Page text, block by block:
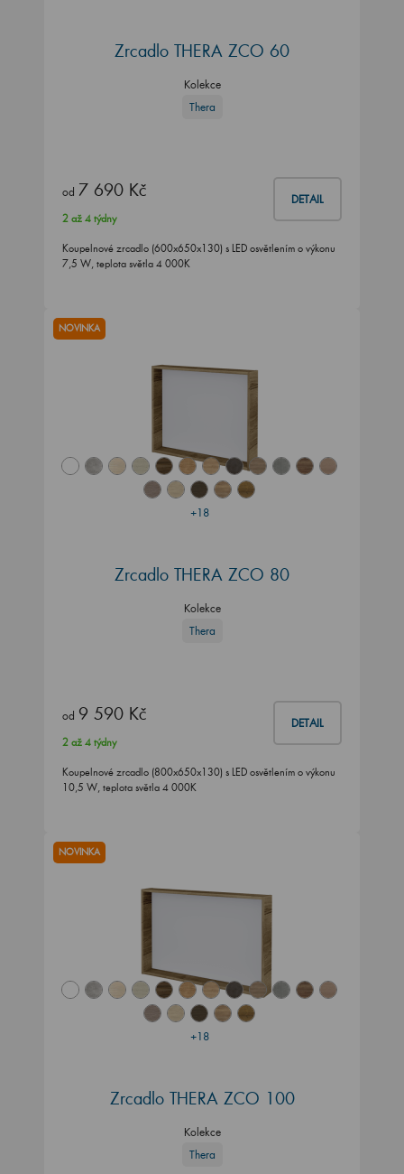
Zrcadlo THERA ZCO 60
Kolekce
Thera
od 7 690 Kč DETAIL
2 až 4 týdny
Koupelnové zrcadlo (600x650x130) s LED osvětlením o výkonu
7,5 W, teplota světla 4 000K
+18
NOVINKA
Zrcadlo THERA ZCO 80
Kolekce
Thera
od 9 590 Kč DETAIL
2 až 4 týdny
Koupelnové zrcadlo (800x650x130) s LED osvětlením o výkonu
10,5 W, teplota světla 4 000K
+18
NOVINKA
Zrcadlo THERA ZCO 100
Kolekce
Thera